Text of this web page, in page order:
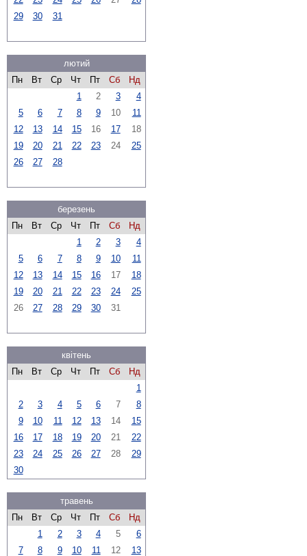
29
30 31
лютий
Пн
Вт Ср Чт Пт Сб
Нд
1
2 3
4
5
6 7 8 9 10
11
12
13 14 15 16 17
18
19
20 21 22 23 24
25
26
27 28
березень
Пн
Вт Ср Чт Пт Сб
Нд
1
2 3
4
5
6 7 8 9 10
11
12
13 14 15 16 17
18
19
20 21 22 23 24
25
26
27 28 29 30 31
квітень
Пн
Вт Ср Чт Пт Сб
Нд
1
2
3 4 5 6 7
8
9
10 11 12 13 14
15
16
17 18 19 20 21
22
23
24 25 26 27 28
29
30
травень
Пн
Вт Ср Чт Пт Сб
Нд
1
2 3 4 5
6
7
8 9 10 11 12
13